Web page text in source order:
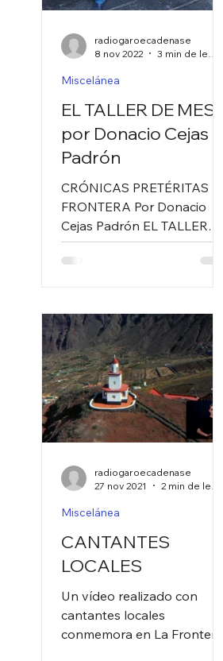
Ciencia y Tecnología
EL TALLER DE MESA,
por Donacio Cejas
Padrón
CRÓNICAS PRETÉRITAS DE
FRONTERA Por Donacio
Cejas Padrón EL TALLER
MESA EN MERESE Cuando
a diario pasamos por la
Miscelánea
radiogaroecadenase
8 nov 2022
CANTANTES
LOCALES
Un vídeo realizado con
cantantes locales
conmemora en La Frontera
Miscelánea
radiogaroecadenase
27 nov 2021